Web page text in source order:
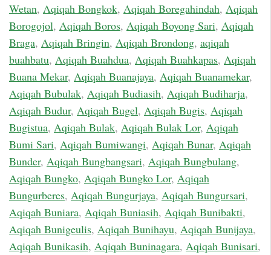
Wetan, Aqiqah Bongkok, Aqiqah Boregahindah, Aqiqah
Borogojol, Aqiqah Boros, Aqiqah Boyong Sari, Aqiqah
Braga, Aqiqah Bringin, Aqiqah Brondong, aqiqah
buahbatu, Aqiqah Buahdua, Aqiqah Buahkapas, Aqiqah
Buana Mekar, Aqiqah Buanajaya, Aqiqah Buanamekar,
Aqiqah Bubulak, Aqiqah Budiasih, Aqiqah Budiharja,
Aqiqah Budur, Aqiqah Bugel, Aqiqah Bugis, Aqiqah
Bugistua, Aqiqah Bulak, Aqiqah Bulak Lor, Aqiqah
Bumi Sari, Aqiqah Bumiwangi, Aqiqah Bunar, Aqiqah
Bunder, Aqiqah Bungbangsari, Aqiqah Bungbulang,
Aqiqah Bungko, Aqiqah Bungko Lor, Aqiqah
Bungurberes, Aqiqah Bungurjaya, Aqiqah Bungursari,
Aqiqah Buniara, Aqiqah Buniasih, Aqiqah Bunibakti,
Aqiqah Bunigeulis, Aqiqah Bunihayu, Aqiqah Bunijaya,
Aqiqah Bunikasih, Aqiqah Buninagara, Aqiqah Bunisari,